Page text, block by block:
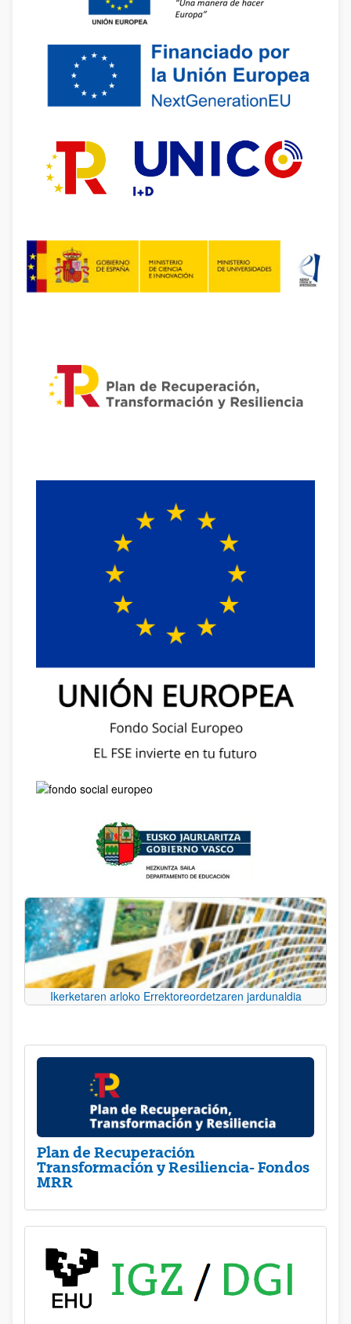
Ikerketaren arloko Errektoreordetzaren jardunaldia
Plan de Recuperación
Transformación y Resiliencia- Fondos
MRR